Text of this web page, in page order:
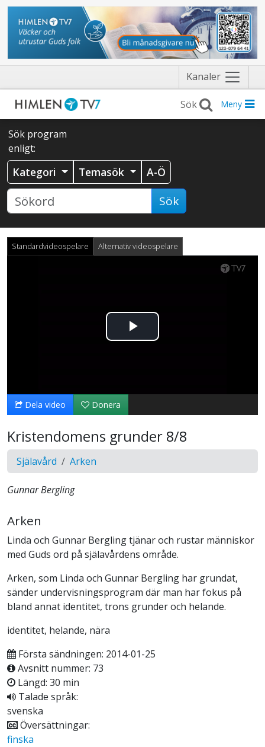
Kanaler Näytä
valikko
Meny
Sök program
enligt:
Kategori Temasök A-Ö
Sök
Standardvideospelare Alternativ videospelare
Spela
video
Dela video Donera
Kristendomens grunder 8/8
Själavård Arken
Gunnar Bergling
Arken
Linda och Gunnar Bergling tjänar och rustar människor
med Guds ord på själavårdens område.
Arken, som Linda och Gunnar Bergling har grundat,
sänder undervisningsprogram där man har fokus på
bland annat identitet, trons grunder och helande.
identitet, helande, nära
Första sändningen: 2014-01-25
Avsnitt nummer: 73
Längd: 30 min
Talade språk:
svenska
Översättningar:
finska